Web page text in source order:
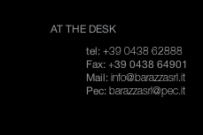
AT THE DESK
tel: +39 0438 62888
Fax: +39 0438 64901
Mail: info@barazzasrl.it
Pec: barazzasrl@pec.it